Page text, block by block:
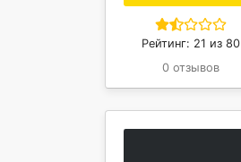
Рейтинг: 21 из 80
0 отзывов